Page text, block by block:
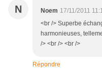
N Noem 17/11/2011
<br /> Superbe
harmonieuses,
/> <br /> <br />
Répondre